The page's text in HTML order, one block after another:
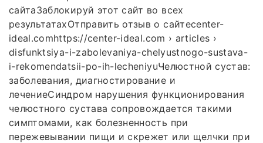
сайтаЗаблокируй этот сайт во всех
результатахОтправить отзыв о сайтеcenter-
ideal.comhttps://center-ideal.com › articles ›
disfunktsiya-i-zabolevaniya-chelyustnogo-sustava-
i-rekomendatsii-po-ih-lecheniyuЧелюстной сустав:
заболевания, диагностирование и
лечениеСиндром нарушения функционирования
челюстного сустава сопровождается такими
симптомами, как болезненность при
пережевывании пищи и скрежет или щелчки при